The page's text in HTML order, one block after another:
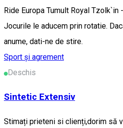
Ride Europa Tumult Royal
Jocurile le aducem prin rotatie.
anume, dati-ne de stire.
Sport și agrement
Deschis
Sintetic Extensiv
Stimați prieteni si clienți,dorim să